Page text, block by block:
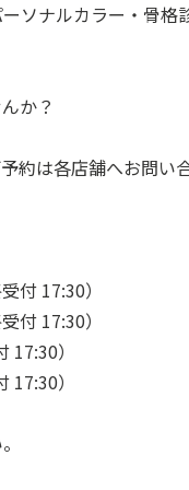
ソナルカラー・骨格
か？
約は各店舗へお問い
付 17:30）
付 17:30）
）
）